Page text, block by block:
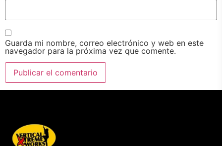
Guarda mi nombre, correo electrónico y web en este
navegador para la próxima vez que comente.